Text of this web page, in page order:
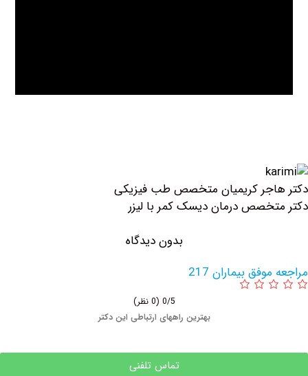
کریمیان متخصص طب فیزیکی
درمان دیسک کمر با لیزر
بدون دیدگاه
بیماران 217
بهترین راههای ارتباطی این دکتر
تماس تلفنی